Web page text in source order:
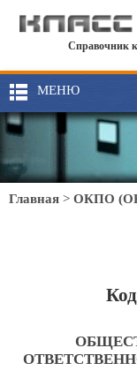
Справочник
МЕНЮ
Главная > ОКПО (ОК